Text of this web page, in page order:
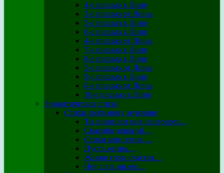
4-е письмо к Лине
3-е письмо от Лины
5-е письмо к Лине
6-е письмо к Лине
4-е письмо от Лины
7-е письмо к Лине
8-е письмо к Лине
5-е письмо от Лины
9-е письмо к Лине
6-е письмо от Лины
10-е письмо к Лине
Романтические стихи
Стихи любимому мужчине
Ты появился мне наперерез…
Спасибо дорогой…
Стихи мне очень …
Пусть жизнь…
Желаю горы счастья…
Нет слов милее…